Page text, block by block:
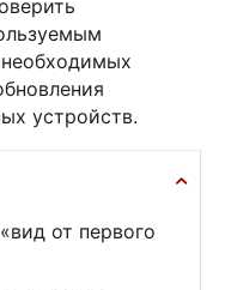
устройств.
от первого